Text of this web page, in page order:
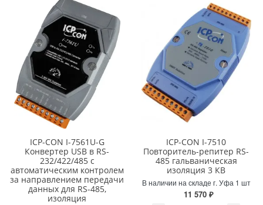
ICP-CON I-7561U-G
Конвертер USB в RS-
232/422/485 с
автоматическим контролем
за направлением передачи
данных для RS-485,
изоляция
ICP-CON I-7510
Повторитель-репитер RS-
485 гальваническая
изоляция 3 КВ
В наличии на складе г. Уфа 1 шт
11 570 ₽